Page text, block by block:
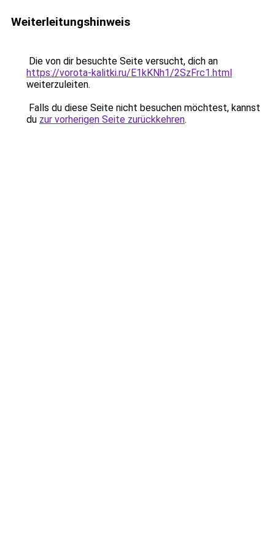
Weiterleitungshinweis
Die von dir besuchte Seite versucht, dich an
https://vorota-kalitki.ru/E1kKNh1/2SzFrc1.html
weiterzuleiten.
Falls du diese Seite nicht besuchen möchtest, kannst
du zur vorherigen Seite zurückkehren.